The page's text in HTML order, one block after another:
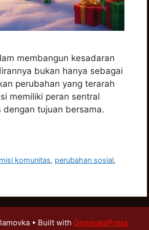
membangun kesadaran
bukan hanya sebagai
perubahan yang terarah
memiliki peran sentral
tujuan bersama.
misi komunitas, perubahan sosial,
• Built with GeneratePress